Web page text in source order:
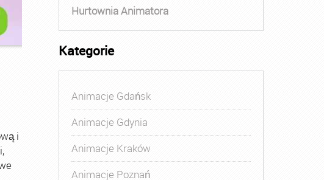
i
Hurtownia Animatora
Kategorie
Animacje Gdańsk
Animacje Gdynia
Animacje Kraków
Animacje Poznań